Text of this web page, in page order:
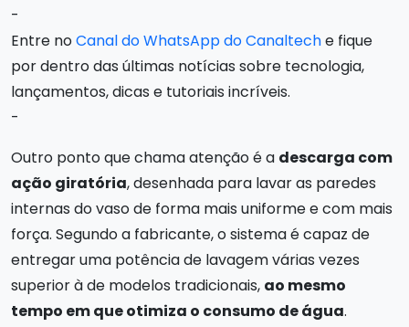
-
Entre noCanal do WhatsApp do Canalteche fique
por dentro das últimas notícias sobre tecnologia,
lançamentos, dicas e tutoriais incríveis.
-
Outro ponto que chama atenção é a descarga com
ação giratória, desenhada para lavar as paredes
internas do vaso de forma mais uniforme e com mais
força. Segundo a fabricante, o sistema é capaz de
entregar uma potência de lavagem várias vezes
superior à de modelos tradicionais, ao mesmo
tempo em que otimiza o consumo de água.